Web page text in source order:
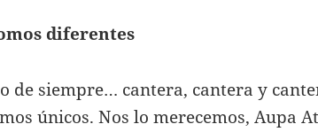
diferentes
de siempre… cantera, cantera y
únicos. Nos lo merecemos, Aupa